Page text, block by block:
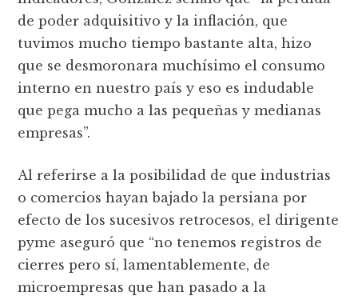
de poder adquisitivo y la inflación, que
tuvimos mucho tiempo bastante alta, hizo
que se desmoronara muchísimo el consumo
interno en nuestro país y eso es indudable
que pega mucho a las pequeñas y medianas
empresas”.
Al referirse a la posibilidad de que industrias
o comercios hayan bajado la persiana por
efecto de los sucesivos retrocesos, el dirigente
pyme aseguró que “no tenemos registros de
cierres pero sí, lamentablemente, de
microempresas que han pasado a la